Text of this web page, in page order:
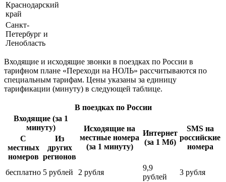
Краснодарский
край
Санкт-
Петербург и
Ленобласть
Входящие и исходящие звонки в поездках по России в
тарифном плане «Переходи на НОЛЬ» рассчитываются по
специальным тарифам. Цены указаны за единицу
тарификации (минуту) в следующей таблице.
В поездках по России
Входящие (за 1
минуту)
Исходящие на
местные номера
(за 1 минуту)
Интернет
(за 1 Мб)
SMS на
российские
номера
С
местных
номеров
Из
других
регионов
бесплатно 5 рублей 2 рубля
9,9
рублей
3 рубля